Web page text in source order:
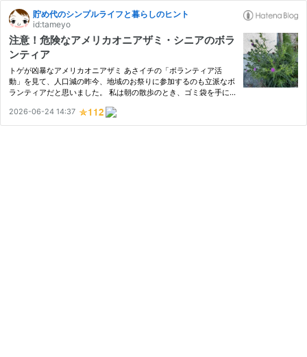
貯め代のシンプルライフと暮らしのヒント
id:tameyo
注意！危険なアメリカオニアザミ・シニアのボラ
ンティア
トゲが凶暴なアメリカオニアザミ あさイチの「ボランティア活
動」を見て、人口減の昨今、地域のお祭りに参加するのも立派なボ
ランティアだと思いました。 私は朝の散歩のとき、ゴミ袋を手に
す。 超危険な植物・アメリカオニアザミの駆除についてお伝えし
ます…
2026-06-24 14:37